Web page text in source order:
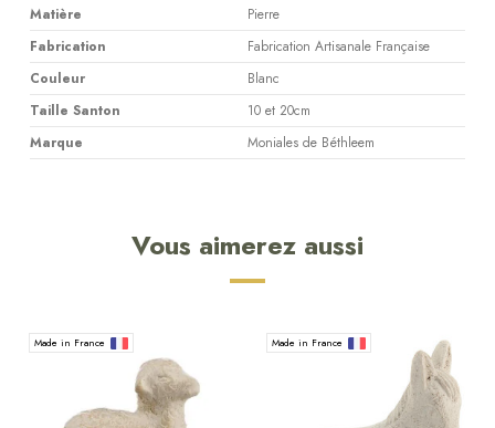
Matière
Pierre
Fabrication
Fabrication Artisanale Française
Couleur
Blanc
Taille Santon
10 et 20cm
Marque
Moniales de Béthleem
Vous aimerez aussi
Made in France Made in France